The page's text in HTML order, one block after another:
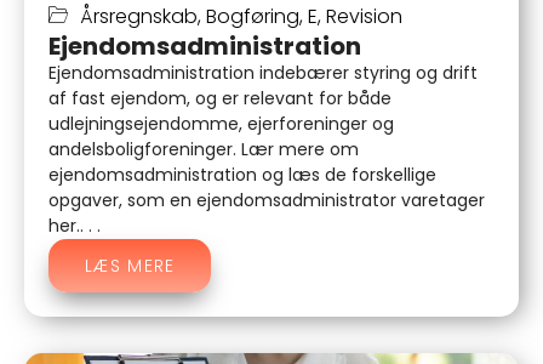
Årsregnskab,Bogføring,E,Revision
Ejendomsadministration
Ejendomsadministration indebærer styring og drift
af fast ejendom, og er relevant for både
udlejningsejendomme, ejerforeninger og
andelsboligforeninger. Lær mere om
ejendomsadministration og læs de forskellige
opgaver, som en ejendomsadministrator varetager
her.. . .
LÆS MERE